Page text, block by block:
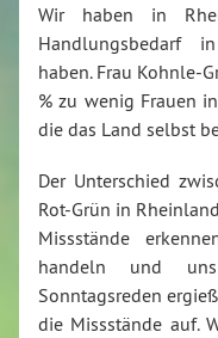
Wir haben in
Handlungsbedarf
haben. Frau Kohnle-
% zu wenig Frauen
die das Land selbst
Der Unterschied
Rot-Grün in
Missstände
handeln und
Sonntagsreden
die Missstände auf.